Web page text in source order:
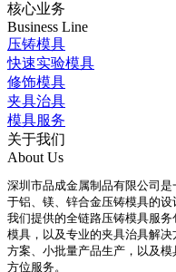
核心业务
Business Line
压铸模具
快速实验模具
修饰模具
夹具治具
模具服务
关于我们
About Us
深圳市品成金属制品有限公司
于铝、镁、锌合金压铸模具的设
我们提供的全链路压铸模具服
模具，以及专业的夹具治具解
方案、小批量产品生产，以及
方位服务。